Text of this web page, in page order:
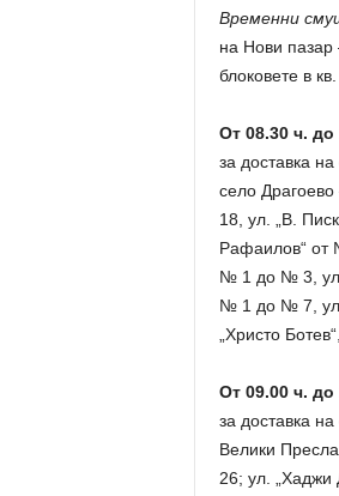
Временни
на Нови пазар
блоковете в
От 08.30 ч. до
за доставка
село
18, ул. „В.
Рафаилов“ от
№ 1 до № 3, ул.
№ 1 до № 7, ул.
„Христо
От 09.00 ч. до
за доставка
Велики
26; ул.